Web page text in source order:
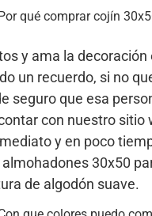
qué comprar cojín
y ama la
un recuerdo, si no
seguro que esa
con nuestro
y en poco
30x50
de algodón suave.